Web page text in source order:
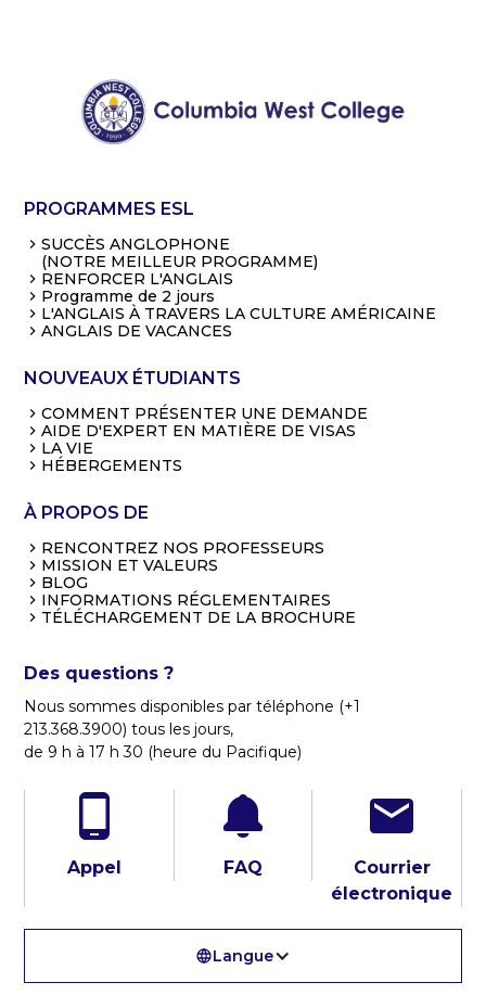
PROGRAMMES ESL
SUCCÈS ANGLOPHONE
(NOTRE MEILLEUR PROGRAMME)
RENFORCER L'ANGLAIS
Programme de 2 jours
L'ANGLAIS À TRAVERS LA CULTURE AMÉRICAINE
ANGLAIS DE VACANCES
NOUVEAUX ÉTUDIANTS
COMMENT PRÉSENTER UNE DEMANDE
AIDE D'EXPERT EN MATIÈRE DE VISAS
LA VIE
HÉBERGEMENTS
À PROPOS DE
RENCONTREZ NOS PROFESSEURS
MISSION ET VALEURS
BLOG
INFORMATIONS RÉGLEMENTAIRES
TÉLÉCHARGEMENT DE LA BROCHURE
Des questions ?
Nous sommes disponibles par téléphone (+1
213.368.3900) tous les jours,
de 9 h à 17 h 30 (heure du Pacifique)
Appel FAQ
Courrier
électronique
Langue